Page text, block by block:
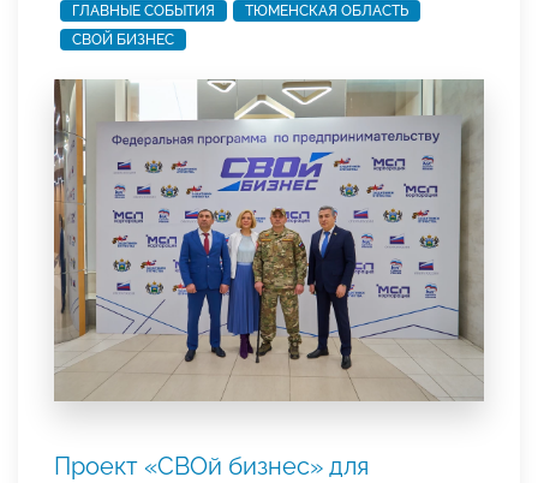
ГЛАВНЫЕ СОБЫТИЯ
ТЮМЕНСКАЯ ОБЛАСТЬ
СВОЙ БИЗНЕС
Проект «СВОй бизнес» для